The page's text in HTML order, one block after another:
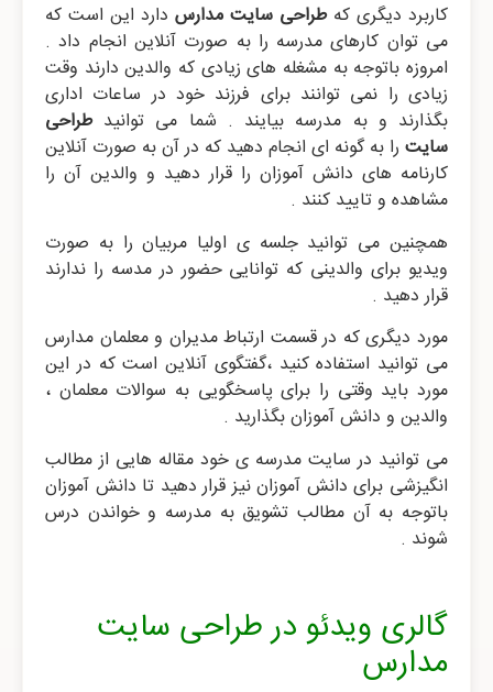
کاربرد دیگری کهطراحی سایت مدارس دارد این است که
می توان کارهای مدرسه را به صورت آنلاین انجام داد .
امروزه باتوجه به مشغله های زیادی که والدین دارند وقت
زیادی را نمی توانند برای فرزند خود در ساعات اداری
بگذارند و به مدرسه بیایند . شما می توانیدطراحی
سایت را به گونه ای انجام دهید که در آن به صورت آنلاین
کارنامه های دانش آموزان را قرار دهید و والدین آن را
مشاهده و تایید کنند .
همچنین می توانید جلسه ی اولیا مربیان را به صورت
ویدیو برای والدینی که توانایی حضور در مدسه را ندارند
قرار دهید .
مورد دیگری که در قسمت ارتباط مدیران و معلمان مدارس
می توانید استفاده کنید ،گفتگوی آنلاین است که در این
مورد باید وقتی را برای پاسخگویی به سوالات معلمان ،
والدین و دانش آموزان بگذارید .
می توانید در سایت مدرسه ی خود مقاله هایی از مطالب
انگیزشی برای دانش آموزان نیز قرار دهید تا دانش آموزان
باتوجه به آن مطالب تشویق به مدرسه و خواندن درس
شوند .
گالری ویدئو در طراحی سایت
مدارس